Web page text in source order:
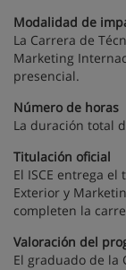
Modalidad de
La Carrera de
Marketing
presencial.
Número de horas
La duración total
Titulación oficial
El ISCE entrega
Exterior y
completen la
Valoración del
El graduado de la